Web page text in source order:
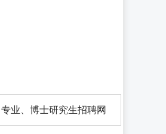
业、博士研究生招聘网